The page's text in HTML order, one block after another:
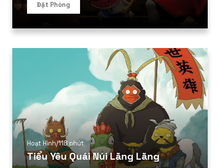
Đặt Phòng
Hoạt Hình/118 phút
Tiểu Yêu Quái Núi Lãng Lãng